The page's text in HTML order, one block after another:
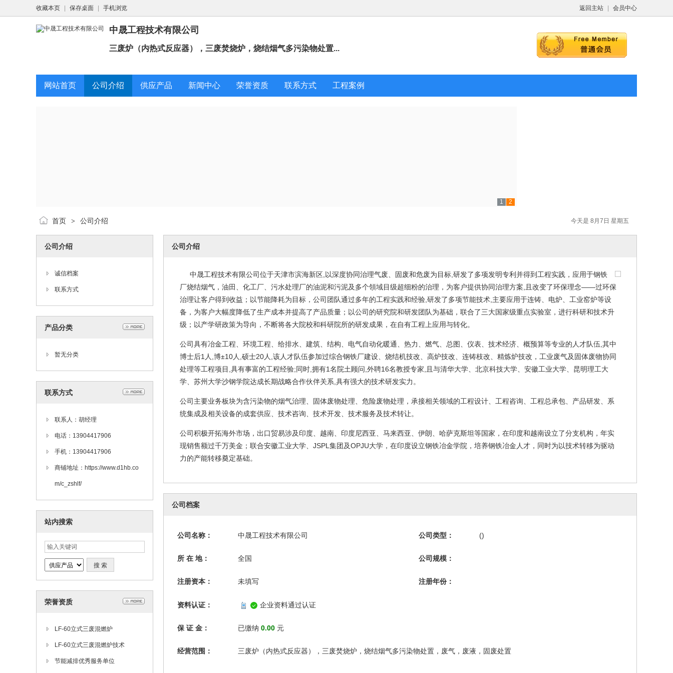
返回主站 会员中心
收藏本页 保存桌面 手机浏览
中晟工程技术有限公司
三废炉（内热式反应器），三废焚烧炉，烧结烟气多污染物处置...
网站首页 公司介绍 供应产品 新闻中心 荣誉资质 联系方式 工程案例
1 2
今天是 8月7日 星期五
首页 > 公司介绍
公司介绍
诚信档案
联系方式
产品分类
暂无分类
联系方式
联系人：胡经理
电话：13904417906
手机：13904417906
商铺地址：https://www.d1hb.co
m/c_zshlf/
站内搜索
荣誉资质
LF-60立式三废混燃炉
LF-60立式三废混燃炉技术
节能减排优秀服务单位
公司介绍
中晟工程技术有限公司位于天津市滨海新区,以深度协同治理气废、固废和危废为目标,研发了多项发明专利并得到工程实践，应用于钢铁
厂烧结烟气，油田、化工厂、污水处理厂的油泥和污泥及多个領域目级超细粉的治理，为客户提供协同治理方案,且改变了环保理念——过环保
治理让客户得到收益；以节能降耗为目标，公司团队通过多年的工程实践和经验,研发了多项节能技术,主要应用于连铸、电炉、工业窑炉等设
备，为客户大幅度降低了生产成本并提高了产品质量；以公司的研究院和研发团队为基础，联合了三大国家级重点实验室，进行科研和技术升
级；以产学研政策为导向，不断将各大院校和科研院所的研发成果，在自有工程上应用与转化。
公司具有冶金工程、环境工程、给排水、建筑、结构、电气自动化暖通、热力、燃气、总图、仪表、技术经济、概预算等专业的人才队伍 其中
博士后1 人 博±10人 硕士20人 该人才队伍参加过综合钢铁厂建设、烧结机技改、高炉技改、连铸枝改、精炼炉技改，工业废气及固体废物协同
处理等工程项目 具有事富的工程经验;同时, 拥有1名院土顾问 外聘16名教授专家 且与清华大学、北京科技大学、安徽工业大学、昆明理工大
学、苏州大学沙钢学院达成长期战略合作伙伴关系 具有强大的技术研发实力。
公司主要业务板块为含污染物的烟气治理、固体废物处理、危险废物处理，承接相关领域的工程设计、工程咨询、工程总承包、产品研发、系
统集成及相关设备的成套供应、技术咨询、技术开发、技术服务及技术转让。
公司积极开拓海外市场，出口贸易涉及印度、越南、印度尼西亚、马来西亚、伊朗、哈萨克斯坦等国家，在印度和越南设立了分支机构，年实
现销售额过千万美金；联合安徽工业大学、 JSPL 集团及OPJU大学，在印度设立钢铁冶金学院，培养钢铁冶金人才，同时为以技术转移为驱动
力的产能转移奠定基础。
公司档案
公司名称： 中晟工程技术有限公司 公司类型： ()
所 在 地： 全国 公司规模：
注册资本： 未填写 注册年份：
资料认证： 企业资料通过认证
保 证 金： 已缴纳 0.00 元
经营范围： 三废炉（内热式反应器），三废焚烧炉，烧结烟气多污染物处置，废气，废液，固废处置